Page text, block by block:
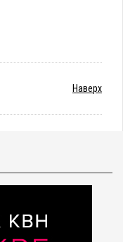
Наверх